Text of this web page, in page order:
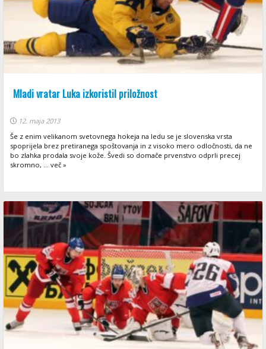
Mladi vratar Luka izkoristil priložnost
12. maja 2013
Še z enim velikanom svetovnega hokeja na ledu se je slovenska vrsta
spoprijela brez pretiranega spoštovanja in z visoko mero odločnosti, da ne
bo zlahka prodala svoje kože. Švedi so domače prvenstvo odprli precej
skromno, ... več »